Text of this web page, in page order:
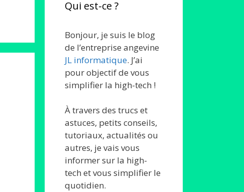
Qui est-ce ?
Bonjour, je suis le blog
de l’entreprise angevine
JL informatique. J’ai
pour objectif de vous
simplifier la high-tech !
À travers des trucs et
astuces, petits conseils,
tutoriaux, actualités ou
autres, je vais vous
informer sur la high-
tech et vous simplifier le
quotidien.